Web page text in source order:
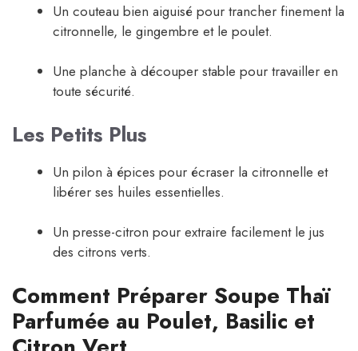
Un couteau bien aiguisé pour trancher finement la
citronnelle, le gingembre et le poulet.
Une planche à découper stable pour travailler en
toute sécurité.
Les Petits Plus
Un pilon à épices pour écraser la citronnelle et
libérer ses huiles essentielles.
Un presse-citron pour extraire facilement le jus
des citrons verts.
Comment Préparer Soupe Thaï
Parfumée au Poulet, Basilic et